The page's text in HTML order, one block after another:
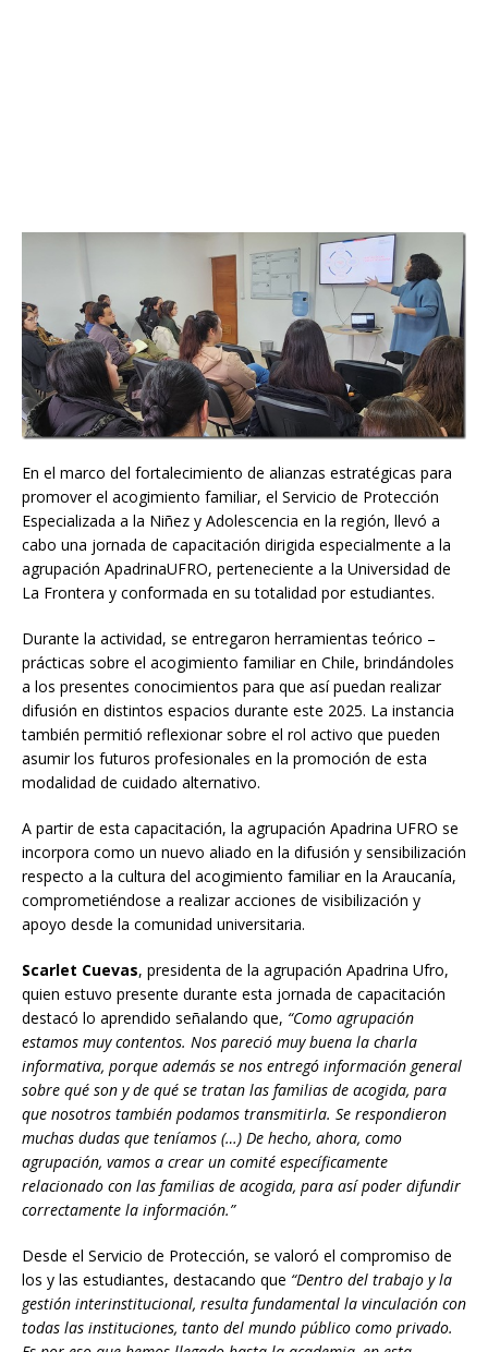
En el marco del fortalecimiento de alianzas estratégicas para
promover el acogimiento familiar, el Servicio de Protección
Especializada a la Niñez y Adolescencia en la región, llevó a
cabo una jornada de capacitación dirigida especialmente a la
agrupación ApadrinaUFRO, perteneciente a la Universidad de
La Frontera y conformada en su totalidad por estudiantes.
Durante la actividad, se entregaron herramientas teórico –
prácticas sobre el acogimiento familiar en Chile, brindándoles
a los presentes conocimientos para que así puedan realizar
difusión en distintos espacios durante este 2025. La instancia
también permitió reflexionar sobre el rol activo que pueden
asumir los futuros profesionales en la promoción de esta
modalidad de cuidado alternativo.
A partir de esta capacitación, la agrupación Apadrina UFRO se
incorpora como un nuevo aliado en la difusión y sensibilización
respecto a la cultura del acogimiento familiar en la Araucanía,
comprometiéndose a realizar acciones de visibilización y
apoyo desde la comunidad universitaria.
Scarlet Cuevas, presidenta de la agrupación Apadrina Ufro,
quien estuvo presente durante esta jornada de capacitación
destacó lo aprendido señalando que, “Como agrupación
estamos muy contentos. Nos pareció muy buena la charla
informativa, porque además se nos entregó información general
sobre qué son y de qué se tratan las familias de acogida, para
que nosotros también podamos transmitirla. Se respondieron
muchas dudas que teníamos (…) De hecho, ahora, como
agrupación, vamos a crear un comité específicamente
relacionado con las familias de acogida, para así poder difundir
correctamente la información.”
Desde el Servicio de Protección, se valoró el compromiso de
los y las estudiantes, destacando que “Dentro del trabajo y la
gestión interinstitucional, resulta fundamental la vinculación con
todas las instituciones, tanto del mundo público como privado.